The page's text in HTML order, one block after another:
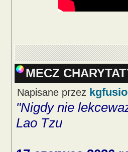
MECZ
Napisane przez
"Nigdy nie
Lao Tzu